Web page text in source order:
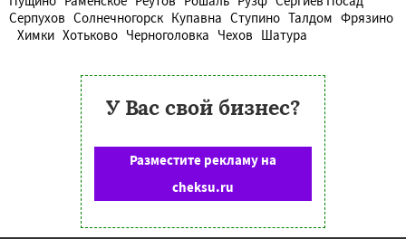
Серпухов Солнечногорск Купавна Ступино Талдом Фрязино
Химки Хотьково Черноголовка Чехов Шатура
У Вас свой бизнес?
Разместите рекламу на
cheksu.ru